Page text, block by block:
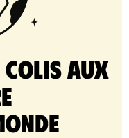
colis aux